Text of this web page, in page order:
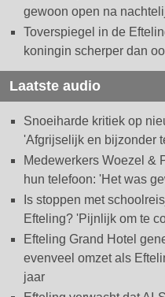
gewoon open na
Toverspiegel in de
koningin scherper dan
Laatste audio
Snoeiharde kritiek op
'Afgrijselijk en bijzonder
Medewerkers Woezel &
hun telefoon: 'Het was
Is stoppen met
Efteling? 'Pijnlijk om te
Efteling Grand Hotel
evenveel omzet als
jaar